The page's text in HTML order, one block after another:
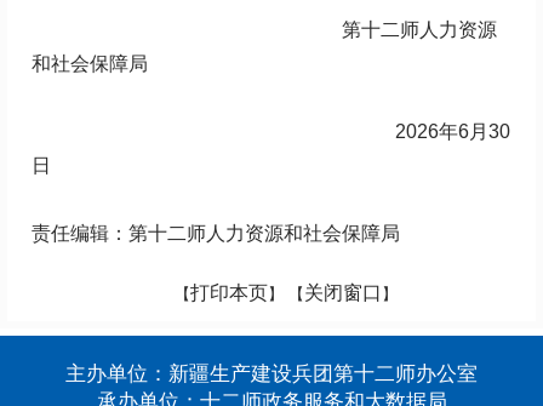
第十二师人力资源
和社会保障局
2026年6月 30
日
责任编辑：第十二师人力资源和社会保障局
【打印本页】 【关闭窗口 】
主办单位：新疆生产建设兵团第十二师办公室